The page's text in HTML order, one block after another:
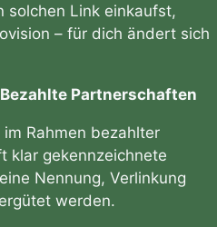
solchen Link einkaufst,
– für dich ändert sich
Partnerschaften
Rahmen bezahlter
klar gekennzeichnete
Nennung, Verlinkung
werden.